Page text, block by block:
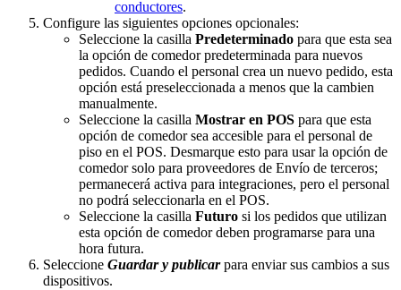
conductores.
Configure las siguientes opciones opcionales:
Seleccione la casilla Predeterminado para que esta sea
la opción de comedor predeterminada para nuevos
pedidos. Cuando el personal crea un nuevo pedido, esta
opción está preseleccionada a menos que la cambien
manualmente.
Seleccione la casilla Mostrar en POS para que esta
opción de comedor sea accesible para el personal de
piso en el POS. Desmarque esto para usar la opción de
comedor solo para proveedores de Envío de terceros;
permanecerá activa para integraciones, pero el personal
no podrá seleccionarla en el POS.
Seleccione la casilla Futuro si los pedidos que utilizan
esta opción de comedor deben programarse para una
hora futura.
Seleccione Guardar y publicarpara enviar sus cambios a sus
dispositivos.